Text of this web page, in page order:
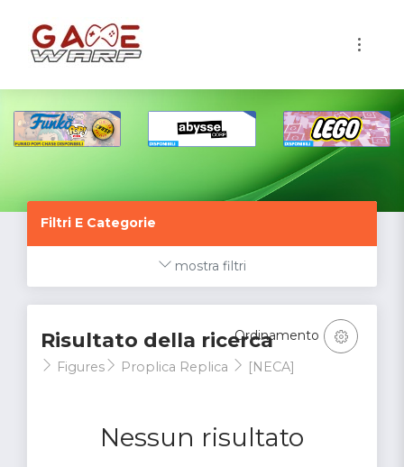
Filtri E Categorie
mostra filtri
Risultato della ricerca
Figures Proplica Replica [NECA]
Nessun risultato
Ordinamento